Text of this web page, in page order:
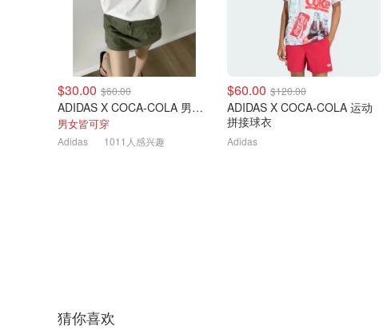
$30.00 $60.00
ADIDAS X COCA-COLA 男士T恤
男女皆可穿
Adidas 1011人感兴趣
$60.00 $120.00
ADIDAS X COCA-COLA 运动
拼接球衣
Adidas
猜你喜欢